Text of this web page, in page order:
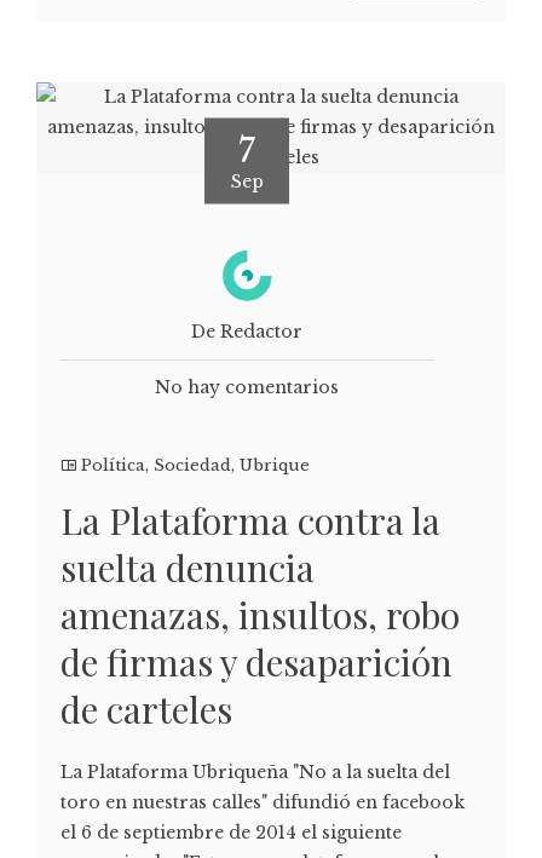
7
Sep
De Redactor
No hay comentarios
Política, Sociedad, Ubrique
La Plataforma contra la
suelta denuncia
amenazas, insultos, robo
de firmas y desaparición
de carteles
La Plataforma Ubriqueña "No a la suelta del
toro en nuestras calles" difundió en facebook
el 6 de septiembre de 2014 el siguiente